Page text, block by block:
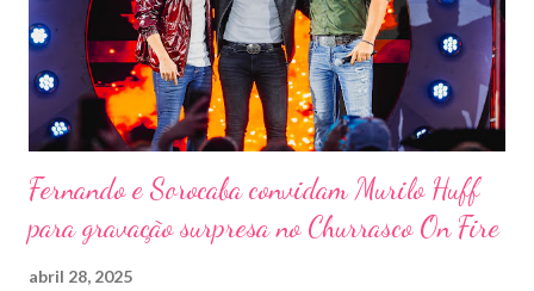
Pontal Rodeo Music reforça mais uma vez seu compromisso
social: os ingressos poderão ser trocados por 1 kg de alimento
não perecível. Toda a arr...
Fernando e Sorocaba convidam Murilo Huff
para gravação surpresa no Churrasco On Fire
abril 28, 2025